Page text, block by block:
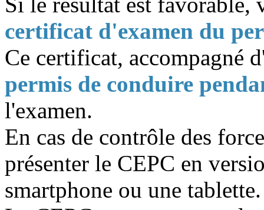
certificat d'examen du
Ce certificat, accompagné
permis de conduire
l'examen.
En cas de contrôle des
présenter le CEPC en
smartphone ou une tablette.